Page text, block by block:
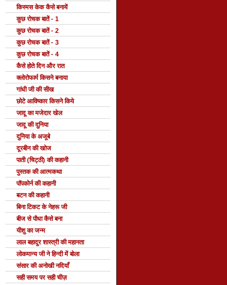
किस्मस केक कैसे बनायें
कुछ रोचक बातें - 1
कुछ रोचक बातें - 2
कुछ रोचक बातें - 3
कुछ रोचक बातें - 4
कैसे होते दिन और रात
क्लोरोफार्म किसने बनाया
गांधी जी की सीख
छोटे आविष्कार किसने किये
जादू का मजेदार खेल
जादू की दुनिया
दुनिया के अजूबे
दूरबीन की खोज
पाती (चिट्ठी) की कहानी
पुस्तक की आत्मकथा
पॉपकोर्न की कहानी
बटन की कहानी
बिना टिकट के नेहरू जी
बीज से पौधा कैसे बना
यीशु का जन्म
लाल बहादुर शास्त्री की महानता
लोकमान्य जी ने हिन्दी में बोला
संसार की अनोखी नदियाँ
सही समय पर सही चीज़